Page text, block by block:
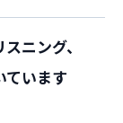
ニング、
ています